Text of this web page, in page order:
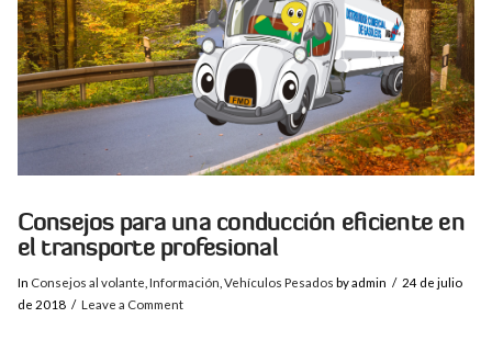
Consejos para una conducción eficiente en
el transporte profesional
In Consejos al volante Información Vehículos Pesados by admin
24 de julio
de 2018
Leave a Comment